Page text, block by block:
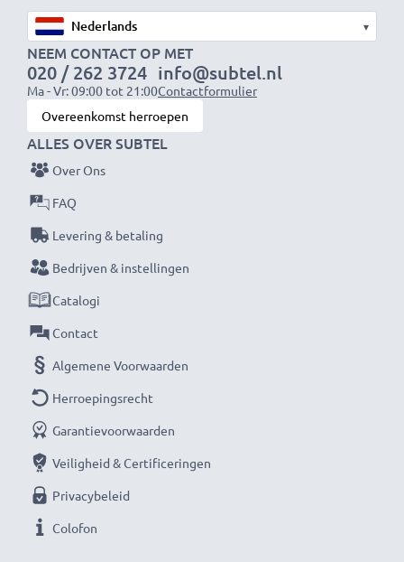
1x 2000mAh accu:
1x 3000mAh accu:ca. 6 uur
OPMERKING:Laad je batterijen vóór het eerste
gebruik volledig op voor optimale prestaties en
levensduur.
Mis nooit meer een moment met deze slimme,
compacte LCD-batterijlader van CELLONIC. Bestel
nu met snelle levering en 3 jaar garantie!
▾
NEEM CONTACT OP MET
020 / 262 3724
Ma - Vr: 09:00 tot 21:00
info@subtel.nl
Contactformulier
Overeenkomst herroepen
ALLES OVER SUBTEL
Over Ons
FAQ
Levering & betaling
Bedrijven & instellingen
Catalogi
Contact
Algemene Voorwaarden
Herroepingsrecht
Garantievoorwaarden
Veiligheid & Certificeringen
Privacybeleid
Colofon